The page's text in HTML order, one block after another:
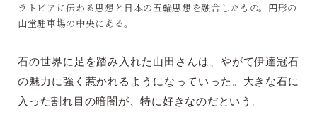
ラトビアに伝わる思想と日本の五輪思想を融合したもの。円形の
山堂駐車場の中央にある。
石の世界に足を踏み入れた山田さんは、やがて伊達冠石
の魅力に強く惹かれるようになっていった。大きな石に
入った割れ目の暗闇が、特に好きなのだという。